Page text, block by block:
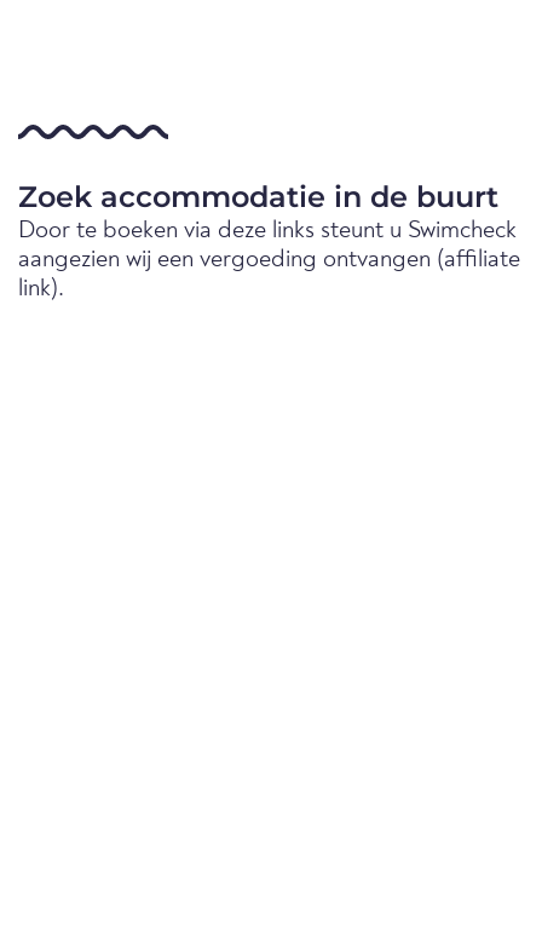
Zoek accommodatie in de buurt
Door te boeken via deze links steunt u Swimcheck
aangezien wij een vergoeding ontvangen (affiliate
link).